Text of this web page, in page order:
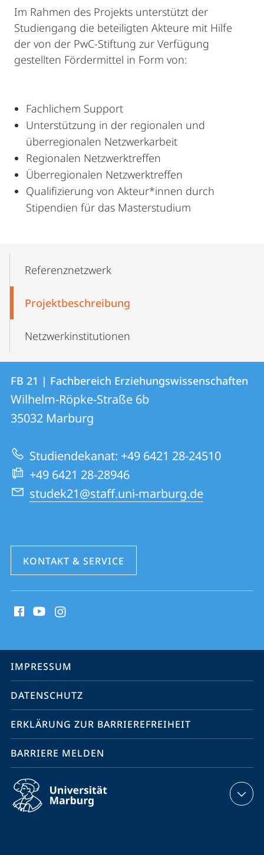
Im Rahmen des Projekts unterstützt der
Studiengang die beteiligten Akteure mit Hilfe
der von der PwC-Stiftung zur Verfügung
gestellten Fördermittel in Form von:
Fachlichem Support
Unterstützung in der regionalen und
überregionalen Netzwerkarbeit
Regionalen Netzwerktreffen
Überregionalen Netzwerktreffen
Qualifizierung von Akteur*innen durch
Stipendien für das Masterstudium
NavigationReferenznetzwerk
Projektbeschreibung
Netzwerkinstitutionen
Kontakt
und
Informationen
zur
Website
FB
21
|
Fachbereich
Erziehungswissenschaften
FB 21 | Fachbereich Erziehungswissenschaften
Wilhelm-Röpke-Straße 6b
35032 Marburg
Studiendekanat: +49 6421 28-24510
+49 6421 28-28946
studek21@staff.uni-marburg.de
KONTAKT & SERVICE
Media
Service-
Navigation
IMPRESSUM
DATENSCHUTZ
ERKLÄRUNG ZUR BARRIEREFREIHEIT
BARRIERE MELDEN